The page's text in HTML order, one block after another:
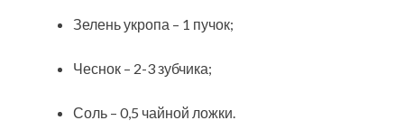
Зелень укропа – 1 пучок;
Чеснок – 2-3 зубчика;
Соль – 0,5 чайной ложки.